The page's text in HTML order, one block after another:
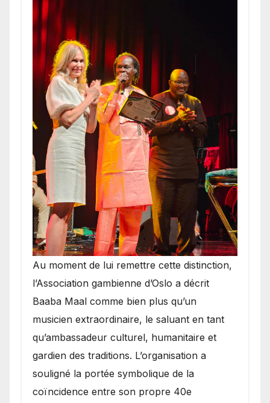
​Au moment de lui remettre cette distinction,
l’Association gambienne d’Oslo a décrit
Baaba Maal comme bien plus qu’un
musicien extraordinaire, le saluant en tant
qu’ambassadeur culturel, humanitaire et
gardien des traditions. L’organisation a
souligné la portée symbolique de la
coïncidence entre son propre 40e